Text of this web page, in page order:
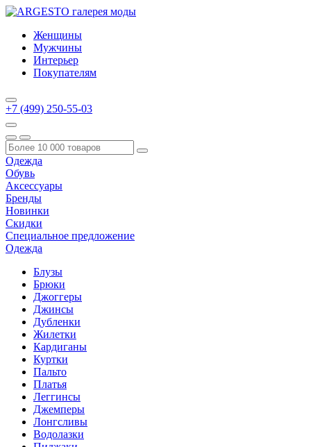
Женщины
Мужчины
Интерьер
Покупателям
+7 (499) 250-55-03
Одежда
Обувь
Аксессуары
Бренды
Новинки
Скидки
Специальное предложение
Одежда
Блузы
Брюки
Джоггеры
Джинсы
Дубленки
Жилетки
Кардиганы
Куртки
Пальто
Платья
Леггинсы
Джемперы
Лонгсливы
Водолазки